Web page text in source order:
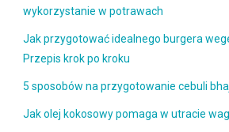
wykorzystanie w potrawach
Jak przygotować idealnego burgera
Przepis krok po kroku
5 sposobów na przygotowanie cebuli
Jak olej kokosowy pomaga w utracie